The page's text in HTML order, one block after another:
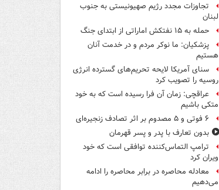
تجاوزات مجدد رژیم صهیونیستی به جنوب
لبنان
حمله به ۱۵ نفتکش‌ اماراتی از ابتدای جنگ
پزشکیان: ما نوکر مردم و در خدمت آنان
هستیم
سنای آمریکا لایحه تحریم‌های گسترده انرژی
روسیه را تصویب کرد
عراقچی: زمان آن فرا رسیده است که به خود
متکی باشیم
۶ فوتی و ۵ مصدوم بر اثر تصادف زنجیره‌ای
بدون تعارف با پدر و پسر قهرمان
ترامپ التماس‌کننده توافقی است که خود
ویران کرد
معادله محاصره در برابر محاصره را ادامه
می‌دهیم